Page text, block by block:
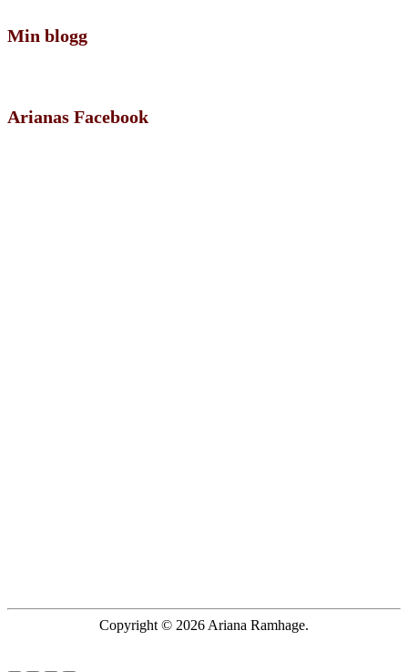
Min blogg
Arianas Facebook
Copyright © 2026 Ariana Ramhage.